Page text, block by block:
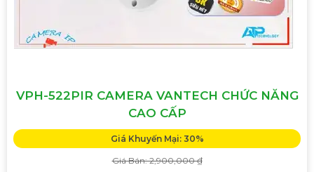
VPH-522PIR CAMERA VANTECH CHỨC NĂNG
CAO CẤP
Giá Khuyến Mại: 30%
Giá Bán: 2,900,000 ₫